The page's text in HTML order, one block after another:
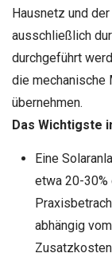
Hausnetz und
ausschließlich
durchgeführt
die mechanische
übernehmen.
Das Wichtigste
Eine
etwa 20-30%
abhängig